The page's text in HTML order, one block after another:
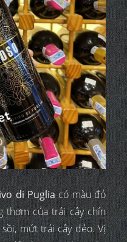
di Pugliacó màu đỏ
thơm của trái cây chín
mứt trái cây dẻo. Vị